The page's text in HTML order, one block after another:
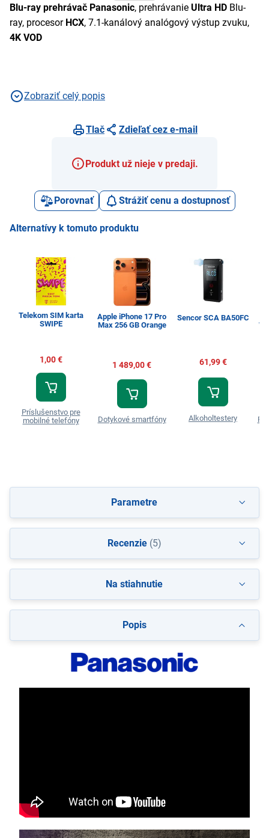
Blu-ray prehrávač Panasonic, prehrávanie Ultra HD Blu-
ray, procesor HCX, 7.1-kanálový analógový výstup zvuku,
4K VOD
Zobraziť celý popis
Tlač Zdieľať cez e-mail
Produkt už nieje v predaji.
Porovnať Strážiť cenu a dostupnosť
Alternatívy k tomuto produktu
Telekom SIM karta
SWIPE
1,00 €
Príslušenstvo pre
mobilné telefóny
Apple iPhone 17 Pro
Max 256 GB Orange
1 489,00 €
Dotykové smartfóny
Sencor SCA BA50FC
61,99 €
Alkoholtestery
Popis
Parametre
Recenzie(5)
Na stiahnutie